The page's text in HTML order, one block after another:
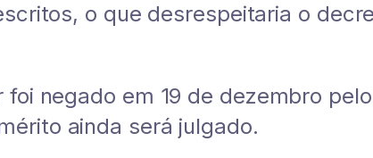
o que desrespeitaria o
negado em 19 de dezembro
ainda será julgado.